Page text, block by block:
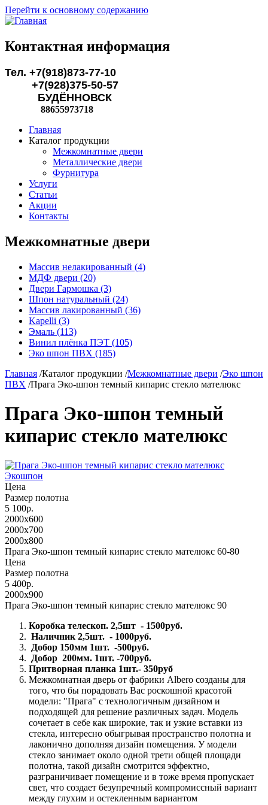
Перейти к основному содержанию
Контактная информация
Тел. +7(918)873-77-10
+7(928)375-50-57
БУДЁННОВСК
88655973718
Главная
Каталог продукции
Межкомнатные двери
Металлические двери
Фурнитура
Услуги
Статьи
Акции
Контакты
Межкомнатные двери
Массив нелакированный (4)
МДФ двери (20)
Двери Гармошка (3)
Шпон натуральный (24)
Массив лакированный (36)
Kapelli (3)
Эмаль (113)
Винил плёнка ПЭТ (105)
Эко шпон ПВХ (185)
Главная /Каталог продукции /Межкомнатные двери /Эко шпон
ПВХ /Прага Эко-шпон темный кипарис стекло мателюкс
Прага Эко-шпон темный
кипарис стекло мателюкс
Экошпон
Цена
Размер полотна
5 100р.
2000x600
2000x700
2000x800
Прага Эко-шпон темный кипарис стекло мателюкс 60-80
Цена
Размер полотна
5 400р.
2000x900
Прага Эко-шпон темный кипарис стекло мателюкс 90
Коробка телескоп. 2,5шт - 1500руб.
Наличник 2,5шт. - 1000руб.
Добор 150мм 1шт. -500руб.
Добор 200мм. 1шт. -700руб.
Притворная планка 1шт.- 350руб
Межкомнатная дверь от фабрики Albero созданы для
того, что бы порадовать Вас роскошной красотой
модели: "Прага" с технологичным дизайном и
подходящей для решение различных задач. Модель
сочетает в себе как широкие, так и узкие вставки из
стекла, интересно обыгрывая пространство полотна и
лаконично дополняя дизайн помещения. У модели
стекло занимает около одной трети общей площади
полотна, такой дизайн смотрится эффектно,
разграничивает помещение и в тоже время пропускает
свет, что создает безупречный компромиссный вариант
между глухим и остекленным вариантом